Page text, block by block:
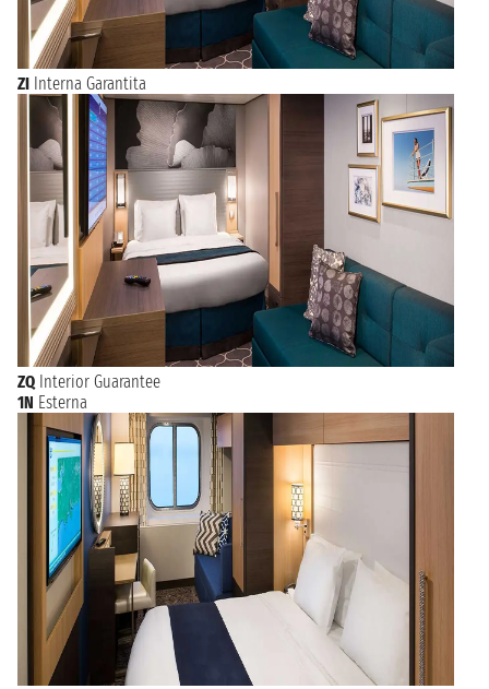
ZI Interna Garantita
ZQ Interior Guarantee
1N Esterna